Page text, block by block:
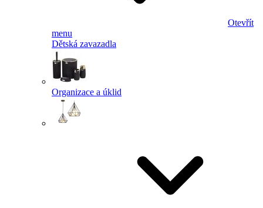
Otevřít
menu
Dětská zavazadla
Organizace a úklid